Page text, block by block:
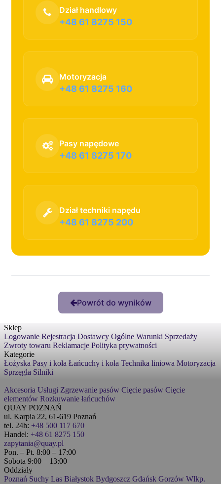
Dział handlowy
+48 61 8275 150
Motoryzacja
+48 61 8275 160
Pasy napędowe
+48 61 8275 170
Dział techniki napędu
+48 61 8275 200
Powrót do wyników
Sklep
Logowanie Rejestracja Dostawcy Ogólne Warunki Sprzedaży
Zwroty towaru Reklamacje Polityka prywatności
Kategorie
Łożyska Pasy i koła Łańcuchy i koła Technika liniowa Motoryzacja
Sprzęgła Silniki
Akcesoria Usługi Zgrzewanie pasów Cięcie pasów Cięcie
elementów Rozkuwanie łańcuchów
QUAY POZNAŃ
ul. Karpia 22, 61-619 Poznań
tel. 24h: +48 500 117 670
Handel: +48 61 8275 150
zapytania@quay.pl
Pon. – Pt. 8:00 – 17:00
Sobota 9:00 – 13:00
Oddziały
Poznań Suchy Las Białystok Bydgoszcz Gdańsk Gorzów Wlkp.